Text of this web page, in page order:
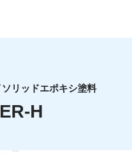
リッドエポキシ塗料
H